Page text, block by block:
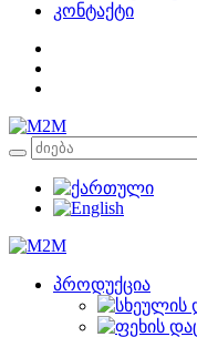
კონტაქტი
პროდუქცია